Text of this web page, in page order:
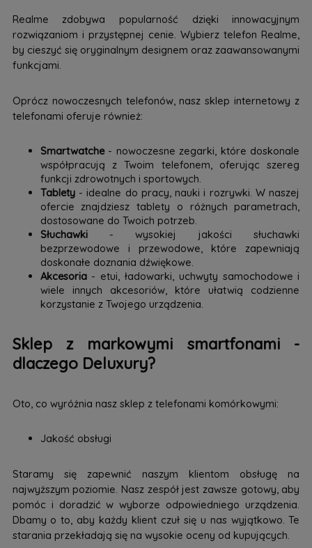
Realme zdobywa popularność dzięki innowacyjnym
rozwiązaniom i przystępnej cenie. Wybierz telefon Realme,
by cieszyć się oryginalnym designem oraz zaawansowanymi
funkcjami.
Oprócz nowoczesnych telefonów, nasz sklep internetowy z
telefonami oferuje również:
Smartwatche- nowoczesne zegarki, które doskonale
współpracują z Twoim telefonem, oferując szereg
funkcji zdrowotnych i sportowych.
Tablety- idealne do pracy, nauki i rozrywki. W naszej
ofercie znajdziesz tablety o różnych parametrach,
dostosowane do Twoich potrzeb.
Słuchawki- wysokiej jakości słuchawki
bezprzewodowe i przewodowe, które zapewniają
doskonałe doznania dźwiękowe.
Akcesoria- etui, ładowarki, uchwyty samochodowe i
wiele innych akcesoriów, które ułatwią codzienne
korzystanie z Twojego urządzenia.
Sklep z markowymi smartfonami -
dlaczego Deluxury?
Oto, co wyróżnia nasz sklep z telefonami komórkowymi:
Jakość obsługi
Staramy się zapewnić naszym klientom obsługę na
najwyższym poziomie. Nasz zespół jest zawsze gotowy, aby
pomóc i doradzić w wyborze odpowiedniego urządzenia.
Dbamy o to, aby każdy klient czuł się u nas wyjątkowo. Te
starania przekładają się na wysokie oceny od kupujących.